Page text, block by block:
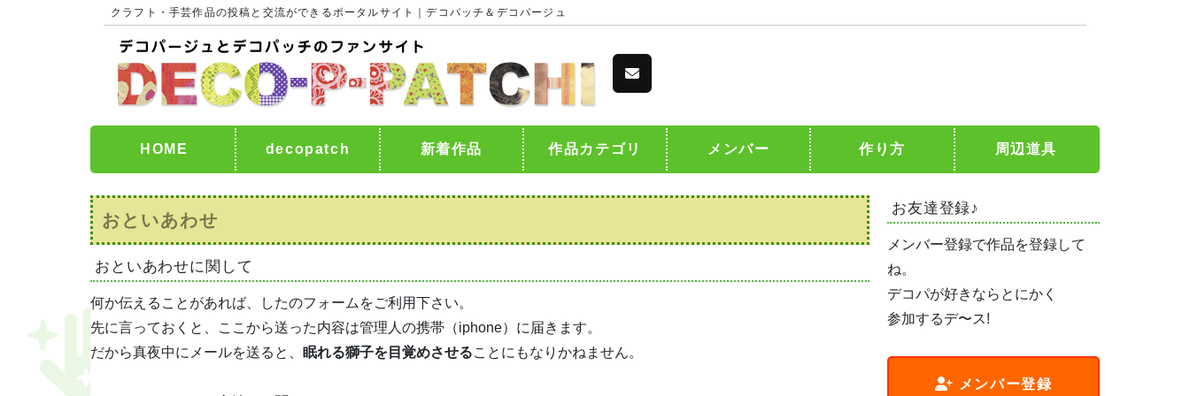
クラフト・手芸作品の投稿と交流ができるポータルサイト｜デコパッチ＆デコパージュ
HOME decopatch 新着作品 作品カテゴリ メンバー 作り方 周辺道具
お友達登録♪
メンバー登録で作品を登録して
ね。
デコパが好きならとにかく
参加するデ〜ス!
メンバー登録
おといあわせ
おといあわせに関して
何か伝えることがあれば、したのフォームをご利用下さい。
先に言っておくと、ここから送った内容は管理人の携帯（iphone）に届きます。
だから真夜中にメールを送ると、 眠れる獅子を目覚めさせることにもなりかねません。